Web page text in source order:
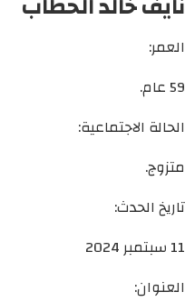
العمر:
59 عام.
الحالة الاجتماعية:
متزوج.
تاريخ الحدث:
11 سبتمبر 2024
العنوان: